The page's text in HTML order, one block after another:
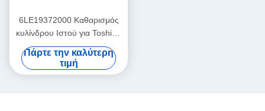
6LE19372000 Καθαρισμός
κυλίνδρου Ιστού για Toshiba
E-Studio 520 523 555 556
600 603 655 656 700 720
723 755 75
Πάρτε την καλύτερη
τιμή